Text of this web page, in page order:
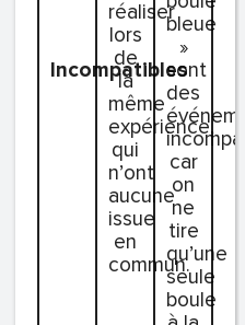
Incompatibles
réaliser
lors
de
la
même
expérience,
qui
n’ont
aucune
issue
en
commun.
bleue
»
sont
des
car
on
ne
tire
qu’une
seule
boule